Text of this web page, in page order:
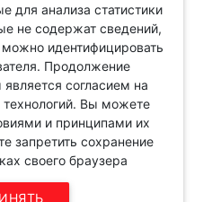
подрядчик, которая
по проекту и
строительства.
для анализа статистики
не содержат сведений,
идентифицировать
Продолжение
согласием на
Вы можете
и принципами их
запретить сохранение
своего браузера
по телефону в рабочие